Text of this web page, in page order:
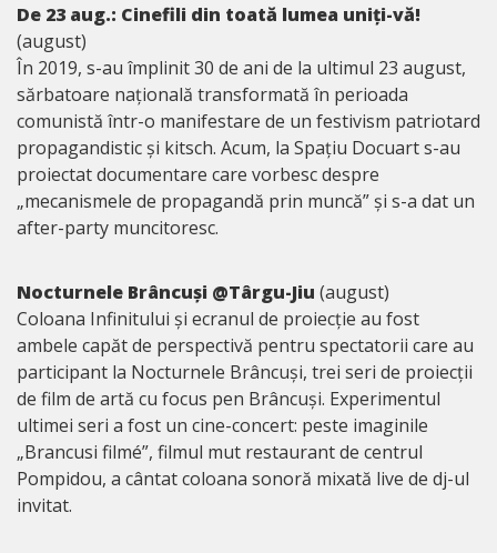
De 23 aug.: Cinefili din toată lumea uniți-vă!
(august)
În 2019, s-au împlinit 30 de ani de la ultimul 23 august,
sărbatoare națională transformată în perioada
comunistă într-o manifestare de un festivism patriotard
propagandistic și kitsch. Acum, la Spațiu Docuart s-au
proiectat documentare care vorbesc despre
„mecanismele de propagandă prin muncă” și s-a dat un
after-party muncitoresc.
Nocturnele Brâncuși @Târgu-Jiu (august)
Coloana Infinitului și ecranul de proiecție au fost
ambele capăt de perspectivă pentru spectatorii care au
participant la Nocturnele Brâncuși, trei seri de proiecții
de film de artă cu focus pen Brâncuși. Experimentul
ultimei seri a fost un cine-concert: peste imaginile
„Brancusi filmé”, filmul mut restaurant de centrul
Pompidou, a cântat coloana sonoră mixată live de dj-ul
invitat.